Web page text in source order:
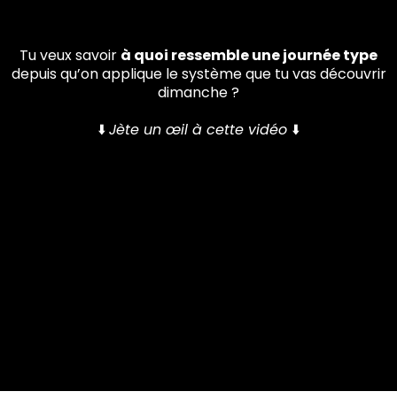
Tu veux savoir à quoi ressemble une journée type
depuis qu’on applique le système que tu vas découvrir
dimanche ?
⬇️Jète un œil à cette vidéo ⬇️